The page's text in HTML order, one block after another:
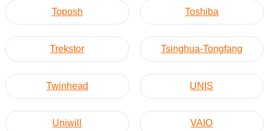
Toposh Toshiba
Trekstor Tsinghua-Tongfang
Twinhead UNIS
Uniwill VAIO